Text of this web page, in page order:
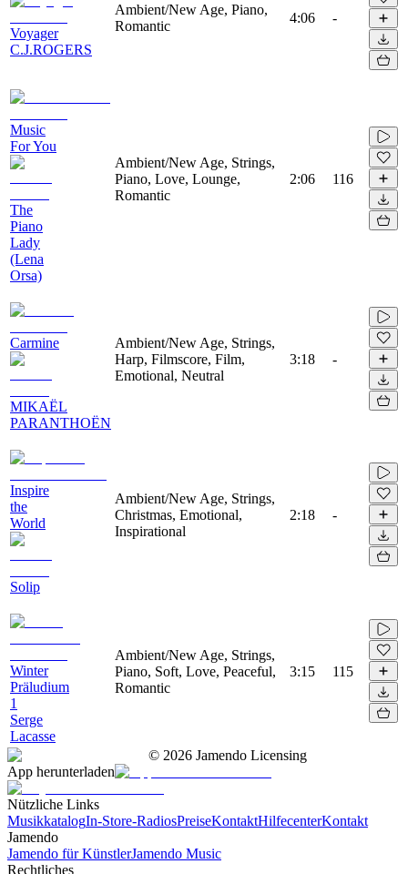
Voyager
C.J.ROGERS
Ambient/New Age, Piano,
Romantic
4:06 -
Music
For You
The
Piano
Lady
(Lena
Orsa)
Ambient/New Age, Strings,
Piano, Love, Lounge,
Romantic
2:06 116
Carmine
MIKAËL
PARANTHOËN
Ambient/New Age, Strings,
Harp, Filmscore, Film,
Emotional, Neutral
3:18 -
Inspire
the
World
Solip
Ambient/New Age, Strings,
Christmas, Emotional,
Inspirational
2:18 -
Winter
Präludium
1
Serge
Lacasse
Ambient/New Age, Strings,
Piano, Soft, Love, Peaceful,
Romantic
3:15 115
© 2026 Jamendo Licensing
App herunterladen
Nützliche Links
MusikkatalogIn-Store-RadiosPreiseKontaktHilfecenterKontakt
Jamendo
Jamendo für KünstlerJamendo Music
Rechtliches